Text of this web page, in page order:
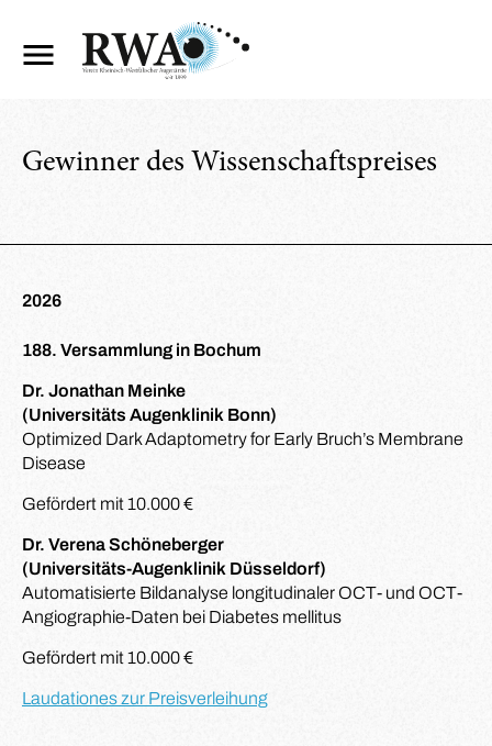
Gewinner des Wissenschaftspreises
2026
188. Versammlung in Bochum
Dr. Jonathan Meinke
(Universitäts Augenklinik Bonn)
Optimized Dark Adaptometry for Early Bruch’s Membrane
Disease
Gefördert mit 10.000 €
Dr. Verena Schöneberger
(Universitäts-Augenklinik Düsseldorf)
Automatisierte Bildanalyse longitudinaler OCT- und OCT-
Angiographie-Daten bei Diabetes mellitus
Gefördert mit 10.000 €
Laudationes zur Preisverleihung